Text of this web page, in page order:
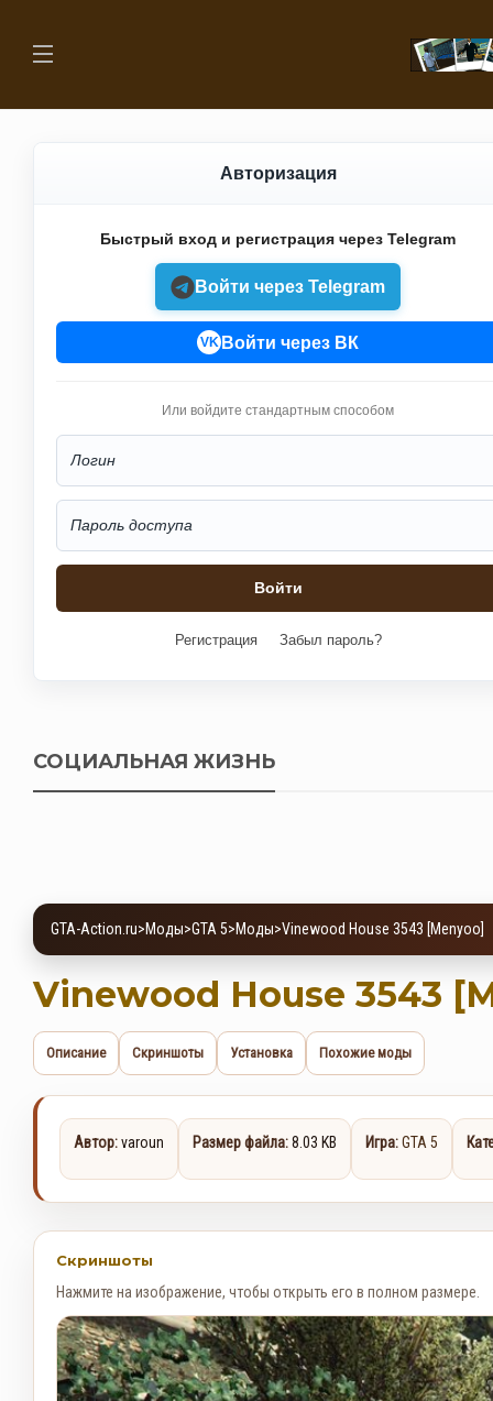
Авторизация
Быстрый вход и регистрация через Telegram
Войти через Telegram
VK Войти через ВК
Или войдите стандартным способом
Регистрация Забыл пароль?
СОЦИАЛЬНАЯ ЖИЗНЬ
GTA-Action.ru>Моды>GTA 5>Моды>Vinewood House 3543 [Menyoo]
Vinewood House 3543
Описание Скриншоты Установка Похожие моды
Автор:varoun Размер файла:8.03 KB Игра:GTA 5
Скриншоты
Нажмите на изображение, чтобы открыть его в полном размере.